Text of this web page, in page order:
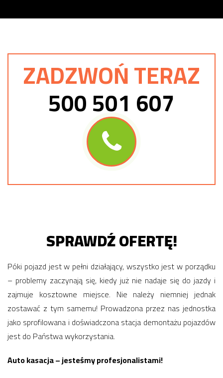
ZADZWOŃ TERAZ
500 501 607
SPRAWDŹ OFERTĘ!
Póki pojazd jest w pełni działający, wszystko jest w porządku
– problemy zaczynają się, kiedy już nie nadaje się do jazdy i
zajmuje kosztowne miejsce. Nie należy niemniej jednak
zostawać z tym samemu! Prowadzona przez nas jednostka
jako sprofilowana i doświadczona stacja demontażu pojazdów
jest do Państwa wykorzystania.
Auto kasacja – jesteśmy profesjonalistami!